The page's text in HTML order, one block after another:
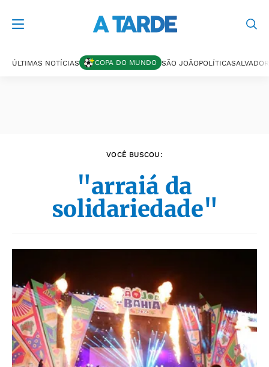
ÚLTIMAS NOTÍCIAS COPA DO MUNDO SÃO JOÃOPOLÍTICASALVADOR
VOCÊ BUSCOU:
"arraiá da
solidariedade"